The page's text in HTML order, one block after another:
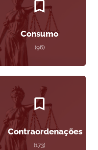
Consumo
(96)
Contraordenações
(173)